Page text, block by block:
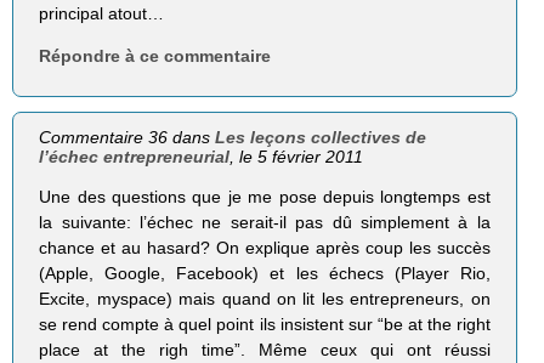
principal atout…
Répondre à ce commentaire
Commentaire 36 dansLes leçons collectives de
l’échec entrepreneurial, le 5 février 2011
Une des questions que je me pose depuis longtemps est
la suivante: l’échec ne serait-il pas dû simplement à la
chance et au hasard? On explique après coup les succès
(Apple, Google, Facebook) et les échecs (Player Rio,
Excite, myspace) mais quand on lit les entrepreneurs, on
se rend compte à quel point ils insistent sur “be at the right
place at the righ time”. Même ceux qui ont réussi